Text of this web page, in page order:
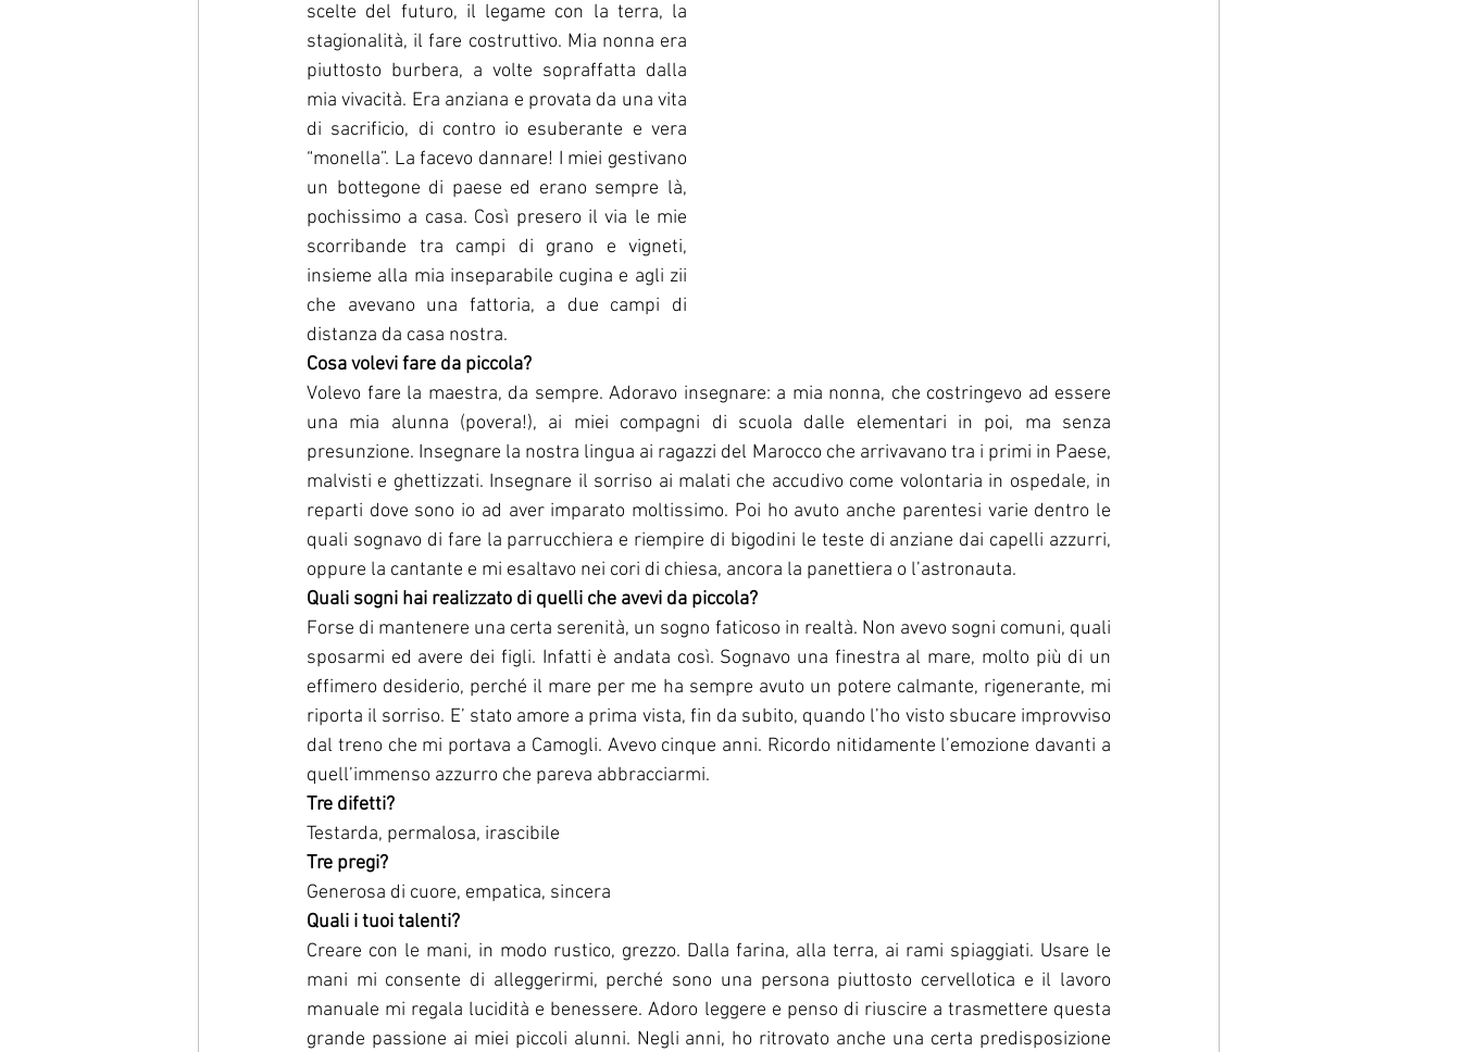
scelte del futuro, il legame con la terra, la
stagionalità, il fare costruttivo. Mia nonna era
piuttosto burbera, a volte sopraffatta dalla
mia vivacità. Era anziana e provata da una vita
di sacrificio, di contro io esuberante e vera
“monella”. La facevo dannare! I miei gestivano
un bottegone di paese ed erano sempre là,
pochissimo a casa. Così presero il via le mie
scorribande tra campi di grano e vigneti,
insieme alla mia inseparabile cugina e agli zii
che avevano una fattoria, a due campi di
distanza da casa nostra.
Cosa volevi fare da piccola?
Volevo fare la maestra, da sempre. Adoravo insegnare: a mia nonna, che costringevo ad essere
una mia alunna (povera!), ai miei compagni di scuola dalle elementari in poi, ma senza
presunzione. Insegnare la nostra lingua ai ragazzi del Marocco che arrivavano tra i primi in Paese,
malvisti e ghettizzati. Insegnare il sorriso ai malati che accudivo come volontaria in ospedale, in
reparti dove sono io ad aver imparato moltissimo. Poi ho avuto anche parentesi varie dentro le
quali sognavo di fare la parrucchiera e riempire di bigodini le teste di anziane dai capelli azzurri,
oppure la cantante e mi esaltavo nei cori di chiesa, ancora la panettiera o l’astronauta.
Quali sogni hai realizzato di quelli che avevi da piccola?
Forse di mantenere una certa serenità, un sogno faticoso in realtà. Non avevo sogni comuni, quali
sposarmi ed avere dei figli. Infatti è andata così. Sognavo una finestra al mare, molto più di un
effimero desiderio, perché il mare per me ha sempre avuto un potere calmante, rigenerante, mi
riporta il sorriso. E’ stato amore a prima vista, fin da subito, quando l’ho visto sbucare improvviso
dal treno che mi portava a Camogli. Avevo cinque anni. Ricordo nitidamente l’emozione davanti a
quell’immenso azzurro che pareva abbracciarmi.
Tre difetti?
Testarda, permalosa, irascibile
Tre pregi?
Generosa di cuore, empatica, sincera
Quali i tuoi talenti?
Creare con le mani, in modo rustico, grezzo. Dalla farina, alla terra, ai rami spiaggiati. Usare le
mani mi consente di alleggerirmi, perché sono una persona piuttosto cervellotica e il lavoro
manuale mi regala lucidità e benessere. Adoro leggere e penso di riuscire a trasmettere questa
grande passione ai miei piccoli alunni. Negli anni, ho ritrovato anche una certa predisposizione